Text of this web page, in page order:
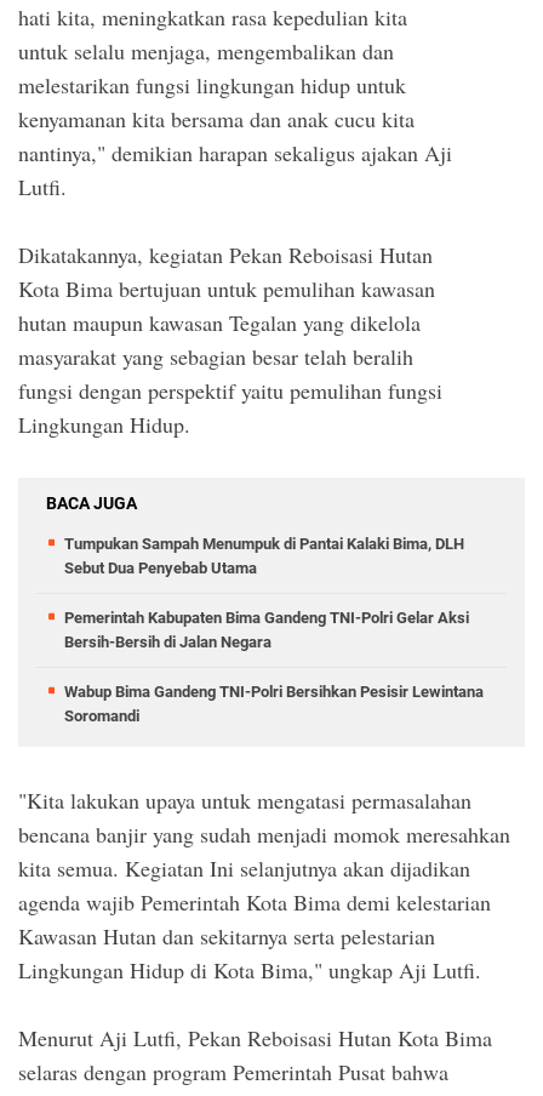
hati kita, meningkatkan rasa kepedulian kita
untuk selalu menjaga, mengembalikan dan
melestarikan fungsi lingkungan hidup untuk
kenyamanan kita bersama dan anak cucu kita
nantinya," demikian harapan sekaligus ajakan Aji
Lutfi.
Dikatakannya, kegiatan Pekan Reboisasi Hutan
Kota Bima bertujuan untuk pemulihan kawasan
hutan maupun kawasan Tegalan yang dikelola
masyarakat yang sebagian besar telah beralih
fungsi dengan perspektif yaitu pemulihan fungsi
Lingkungan Hidup.
BACA JUGA
Tumpukan Sampah Menumpuk di Pantai Kalaki Bima, DLH
Sebut Dua Penyebab Utama
Pemerintah Kabupaten Bima Gandeng TNI-Polri Gelar Aksi
Bersih-Bersih di Jalan Negara
Wabup Bima Gandeng TNI-Polri Bersihkan Pesisir Lewintana
Soromandi
"Kita lakukan upaya untuk mengatasi permasalahan
bencana banjir yang sudah menjadi momok meresahkan
kita semua. Kegiatan Ini selanjutnya akan dijadikan
agenda wajib Pemerintah Kota Bima demi kelestarian
Kawasan Hutan dan sekitarnya serta pelestarian
Lingkungan Hidup di Kota Bima," ungkap Aji Lutfi.
Menurut Aji Lutfi, Pekan Reboisasi Hutan Kota Bima
selaras dengan program Pemerintah Pusat bahwa